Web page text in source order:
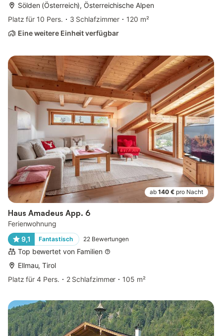
Sölden (Österreich), Österreichische Alpen
Platz für 10 Pers.
3 Schlafzimmer
120 m²
Eine weitere Einheit verfügbar
ab 140 € pro Nacht
Haus Amadeus App. 6
Ferienwohnung
9,1
Fantastisch 22 Bewertungen
Top bewertet von Familien
Ellmau, Tirol
Platz für 4 Pers.
2 Schlafzimmer 105 m²